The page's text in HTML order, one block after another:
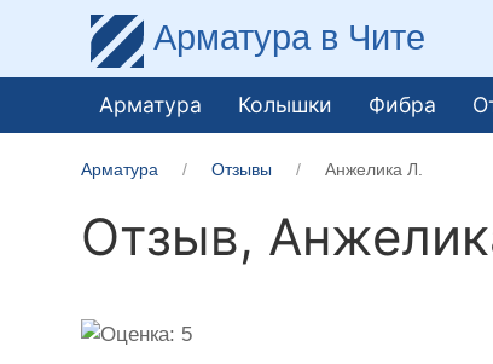
Арматура в Чите
Арматура Колышки Фибра
Арматура Отзывы Анжелика Л.
Отзыв,